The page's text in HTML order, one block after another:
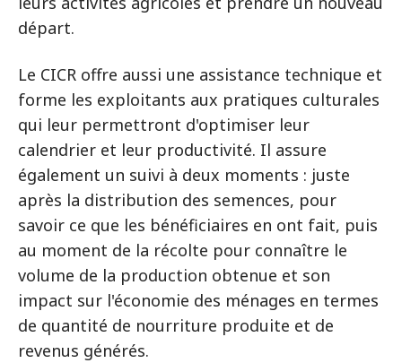
départ.
Le CICR offre aussi une assistance technique et
forme les exploitants aux pratiques culturales
qui leur permettront d'optimiser leur
calendrier et leur productivité. Il assure
également un suivi à deux moments : juste
après la distribution des semences, pour
savoir ce que les bénéficiaires en ont fait, puis
au moment de la récolte pour connaître le
volume de la production obtenue et son
impact sur l'économie des ménages en termes
de quantité de nourriture produite et de
revenus générés.